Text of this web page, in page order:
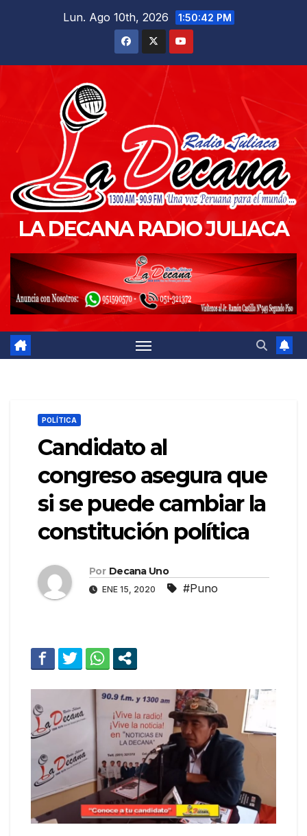
Lun. Ago 10th, 2026 1:50:44 PM
LA DECANA RADIO JULIACA
POLÍTICA
Candidato al
congreso asegura que
si se puede cambiar la
constitución política
Por Decana Uno
ENE 15, 2020 #Puno